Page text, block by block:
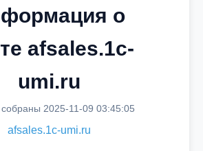
о
afsales.1c-
umi.ru
2025-11-09 03:45:05
afsales.1c-umi.ru